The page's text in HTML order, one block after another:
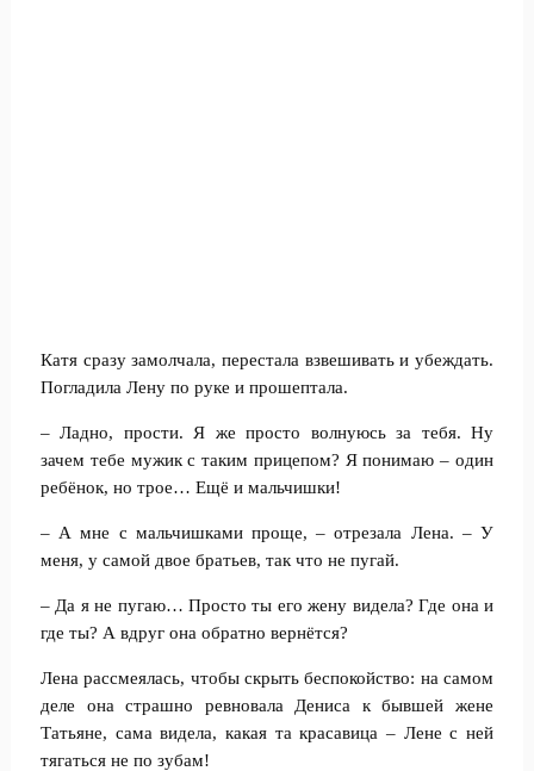
Катя сразу замолчала, перестала взвешивать и убеждать.
Погладила Лену по руке и прошептала.
– Ладно, прости. Я же просто волнуюсь за тебя. Ну
зачем тебе мужик с таким прицепом? Я понимаю – один
ребёнок, но трое… Ещё и мальчишки!
– А мне с мальчишками проще, – отрезала Лена. – У
меня, у самой двое братьев, так что не пугай.
– Да я не пугаю… Просто ты его жену видела? Где она и
где ты? А вдруг она обратно вернётся?
Лена рассмеялась, чтобы скрыть беспокойство: на самом
деле она страшно ревновала Дениса к бывшей жене
Татьяне, сама видела, какая та красавица – Лене с ней
тягаться не по зубам!